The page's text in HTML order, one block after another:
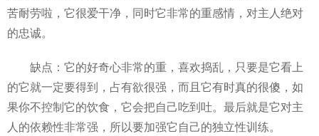
苦耐劳啦，它很爱干净，同时它非常的重感情，对主人绝对
的忠诚。
缺点：它的好奇心非常的重，喜欢捣乱，只要是它看上
的它就一定要得到，占有欲很强，而且它有时真的很傻，如
果你不控制它的饮食，它会把自己吃到吐。最后就是它对主
人的依赖性非常强，所以要加强它自己的独立性训练。